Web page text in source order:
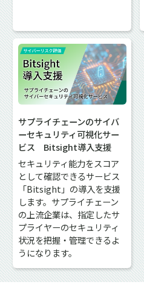
サプライチェーンのサイバ
ーセキュリティ可視化サー
ビス Bitsight導入支援
セキュリティ能力をスコア
として確認できるサービス
「Bitsight」の導入を支援
します。サプライチェーン
の上流企業は、指定したサ
プライヤーのセキュリティ
状況を把握・管理できるよ
うになります。